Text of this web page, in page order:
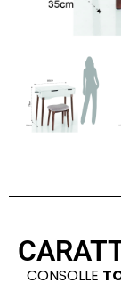
CONSOLLE